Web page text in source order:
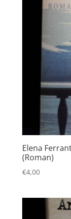
Elena
(Roman)
€4,00